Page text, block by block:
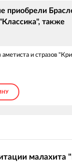
приобрели
также
аметиста и стразов
малахита